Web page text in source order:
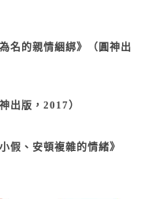
名的親情綑綁》（圓神出
出版，2017）
假、安頓複雜的情緒》